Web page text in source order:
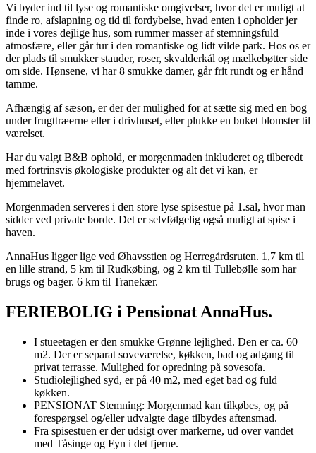
Vi byder ind til lyse og romantiske omgivelser, hvor det er muligt at
finde ro, afslapning og tid til fordybelse, hvad enten i opholder jer
inde i vores dejlige hus, som rummer masser af stemningsfuld
atmosfære, eller går tur i den romantiske og lidt vilde park. Hos os er
der plads til smukker stauder, roser, skvalderkål og mælkebøtter side
om side. Hønsene, vi har 8 smukke damer, går frit rundt og er hånd
tamme.
Afhængig af sæson, er der der mulighed for at sætte sig med en bog
under frugttræerne eller i drivhuset, eller plukke en buket blomster til
værelset.
Har du valgt B&B ophold, er morgenmaden inkluderet og tilberedt
med fortrinsvis økologiske produkter og alt det vi kan, er
hjemmelavet.
Morgenmaden serveres i den store lyse spisestue på 1.sal, hvor man
sidder ved private borde. Det er selvfølgelig også muligt at spise i
haven.
AnnaHus ligger lige ved Øhavsstien og Herregårdsruten. 1,7 km til
en lille strand, 5 km til Rudkøbing, og 2 km til Tullebølle som har
brugs og bager. 6 km til Tranekær.
FERIEBOLIG i Pensionat AnnaHus.
I stueetagen er den smukke Grønne lejlighed. Den er ca. 60
m2. Der er separat soveværelse, køkken, bad og adgang til
privat terrasse. Mulighed for opredning på sovesofa.
Studiolejlighed syd, er på 40 m2, med eget bad og fuld
køkken.
PENSIONAT Stemning: Morgenmad kan tilkøbes, og på
forespørgsel og/eller udvalgte dage tilbydes aftensmad.
Fra spisestuen er der udsigt over markerne, ud over vandet
med Tåsinge og Fyn i det fjerne.